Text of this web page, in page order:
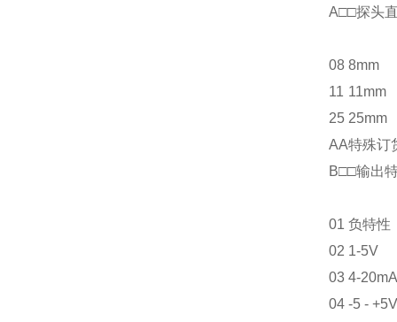
A□□
08 8mm
11 11mm
25 25mm
AA特殊订
B□□输出
01 负特性
02 1-5V
03 4-
04 -5 -